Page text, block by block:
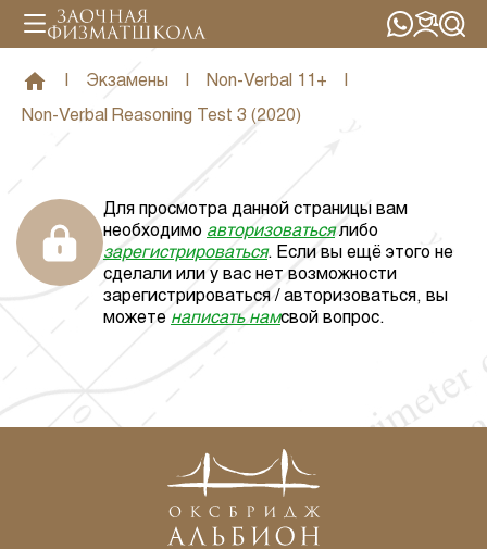
Экзамены Non-Verbal 11+
Non-Verbal Reasoning Test 3 (2020)
Для просмотра данной страницы вам
необходимо авторизоваться либо
зарегистрироваться. Если вы ещё этого не
сделали или у вас нет возможности
зарегистрироваться / авторизоваться, вы
можете написать намсвой вопрос.